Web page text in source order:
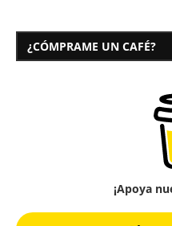
¿CÓMPRAME UN CAFÉ?
¡Apoya